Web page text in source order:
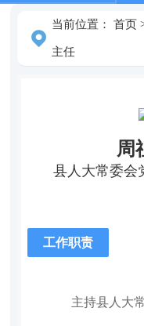
当前位置： 首页
主任
周
县人大常委会
工作职责
主持县人大